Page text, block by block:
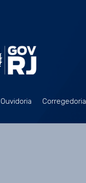
Ouvidoria Corregedoria